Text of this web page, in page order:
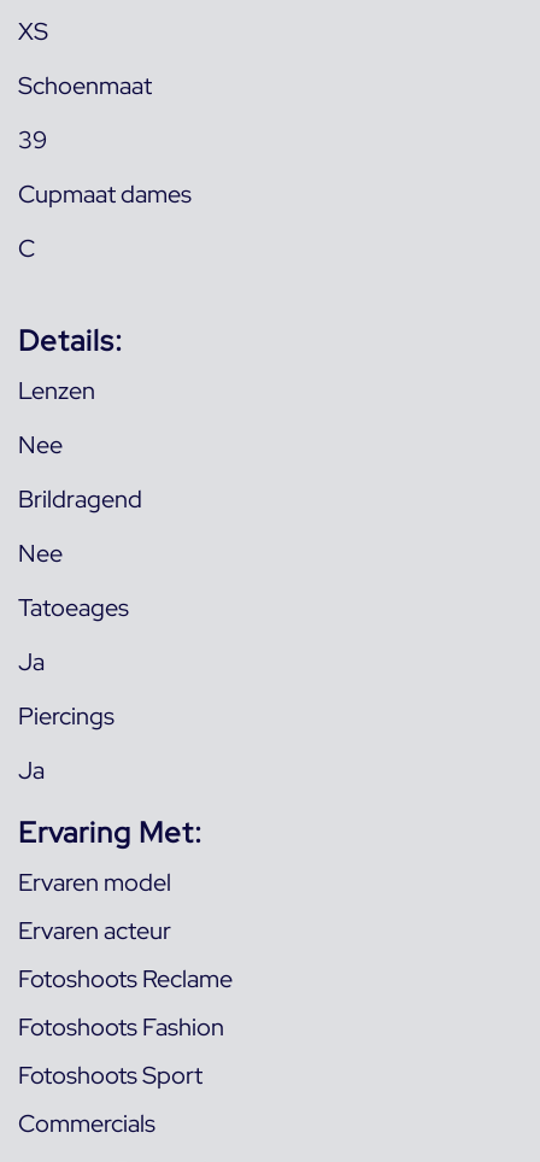
XS
Schoenmaat
39
Cupmaat dames
C
Details:
Lenzen
Nee
Brildragend
Nee
Tatoeages
Ja
Piercings
Ja
Ervaring Met:
Ervaren model
Ervaren acteur
Fotoshoots Reclame
Fotoshoots Fashion
Fotoshoots Sport
Commercials